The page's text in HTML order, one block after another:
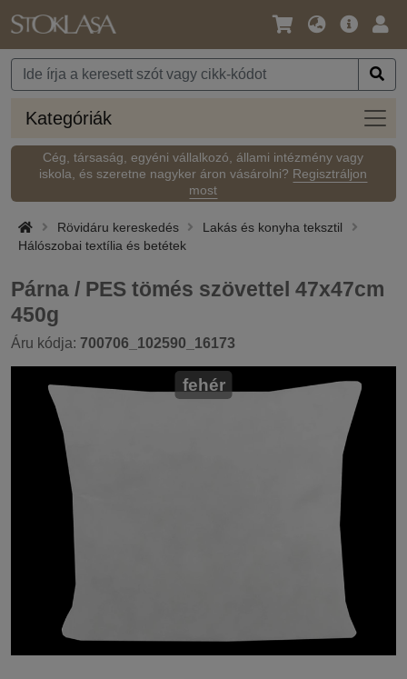
Nyelv
Pénznem
Fő
Kategóriák
Cég, társaság, egyéni vállalkozó, állami intézmény vagy
iskola, és szeretne nagyker áron vásárolni? Regisztráljon
most
Rövidáru kereskedés
Lakás és konyha teksztil
Hálószobai textília és betétek
Párna / PES tömés szövettel 47x47cm
450g
Áru kódja: 700706_102590_16173
fehér